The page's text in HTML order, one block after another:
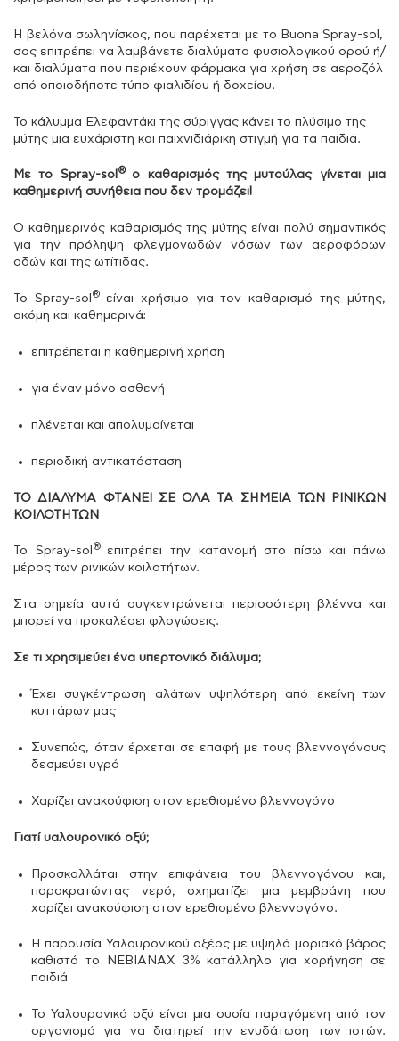
Η βελόνα σωληνίσκος, που παρέχεται με το Buona Spray-sol,
σας επιτρέπει να λαμβάνετε διαλύματα φυσιολογικού ορού ή/
και διαλύματα που περιέχουν φάρμακα για χρήση σε αεροζόλ
από οποιοδήποτε τύπο φιαλιδίου ή δοχείου.
Το κάλυμμα Ελεφαντάκι της σύριγγας κάνει το πλύσιμο της
μύτης μια ευχάριστη και παιχνιδιάρικη στιγμή για τα παιδιά.
Με το Spray-sol ®ο καθαρισμός της μυτούλας γίνεται μια
καθημερινή συνήθεια που δεν τρομάζει!
Ο καθημερινός καθαρισμός της μύτης είναι πολύ σημαντικός
για την πρόληψη φλεγμονωδών νόσων των αεροφόρων
οδών και της ωτίτιδας.
Το Spray-sol ®
είναι χρήσιμο για τον καθαρισμό της μύτης,
ακόμη και καθημερινά:
επιτρέπεται η καθημερινή χρήση
για έναν μόνο ασθενή
πλένεται και απολυμαίνεται
περιοδική αντικατάσταση
ΤΟ ΔΙΑΛΥΜΑ ΦΤΑΝΕΙ ΣΕ ΟΛΑ ΤΑ ΣΗΜΕΙΑ ΤΩΝ ΡΙΝΙΚΩΝ
ΚΟΙΛΟΤΗΤΩΝ
Το Spray-sol ®
επιτρέπει την κατανομή στο πίσω και πάνω
μέρος των ρινικών κοιλοτήτων.
Στα σημεία αυτά συγκεντρώνεται περισσότερη βλέννα και
μπορεί να προκαλέσει φλογώσεις.
Σε τι χρησιμεύει ένα υπερτονικό διάλυμα;
Έχει συγκέντρωση αλάτων υψηλότερη από εκείνη των
κυττάρων μας
Συνεπώς, όταν έρχεται σε επαφή με τους βλεννογόνους
δεσμεύει υγρά
Χαρίζει ανακούφιση στον ερεθισμένο βλεννογόνο
Γιατί υαλουρονικό οξύ;
Προσκολλάται στην επιφάνεια του βλεννογόνου και,
παρακρατώντας νερό, σχηματίζει μια μεμβράνη που
χαρίζει ανακούφιση στον ερεθισμένο βλεννογόνο.
Η παρουσία Υαλουρονικού οξέος με υψηλό μοριακό βάρος
καθιστά το NEBIANAX 3% κατάλληλο για χορήγηση σε
παιδιά
Το Υαλουρονικό οξύ είναι μια ουσία παραγόμενη από τον
οργανισμό για να διατηρεί την ενυδάτωση των ιστών.